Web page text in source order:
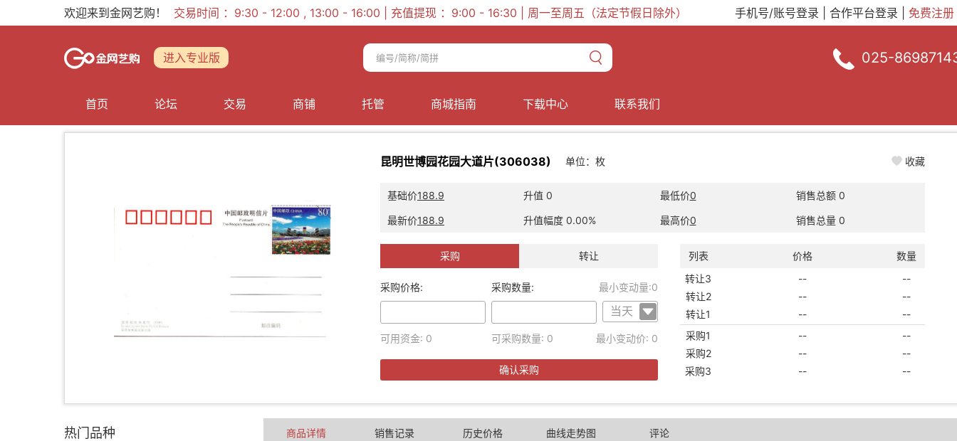
欢迎来到金网艺购！ 交易时间 ：9:30 - 12:00 , 13:00 - 16:00 | 充值提现 ：9:00 - 16:30 | 周一至周五（法定节假日除外） 手机号/账号登录 合作平台登录 免费注册
进入专业版 025-
首页 论坛 交易 商铺 托管 商城指南 下载中心 联系我们
昆明世博园花园大道片(306038) 单位： 枚 收藏
基础价188.9 升值 0 最低价0 销售总额 0
最新价188.9 升值幅度 0.00% 最高价0 销售总量 0
采购 转让
采购价格: 采购数量: 最小变动量:0
可用资金: 0 可采购数量: 0 最小变动价: 0
确认采购
列表 价格
数量
转让3
--
--
转让2
--
--
转让1
--
--
采购1
--
--
采购2
--
--
采购3
-- --
热门品种 商品详情 销售记录 历史价格 曲线走势图 评论